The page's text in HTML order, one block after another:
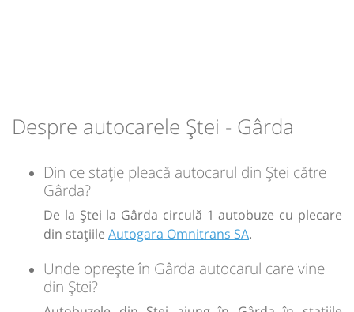
Sursa:Alex & Catalin Trans| Ultima actualizare: 11/2020
Despre autocarele Ștei - Gârda
Din ce stație pleacă autocarul din Ștei către
Gârda?
De la Ștei la Gârda circulă 1 autobuze cu plecare
din stațiile Autogara Omnitrans SA.
Unde oprește în Gârda autocarul care vine
din Ștei?